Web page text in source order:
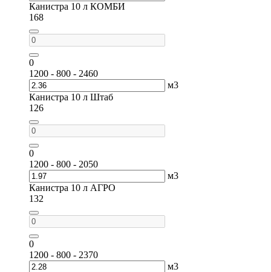
Канистра 10 л КОМБИ
168
0
1200 - 800 - 2460
м3
Канистра 10 л Штаб
126
0
1200 - 800 - 2050
м3
Канистра 10 л АГРО
132
0
1200 - 800 - 2370
м3